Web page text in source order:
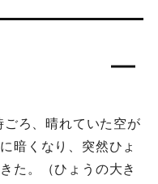
ろ、晴れていた空が
暗くなり、突然ひょ
た。（ひょうの大き